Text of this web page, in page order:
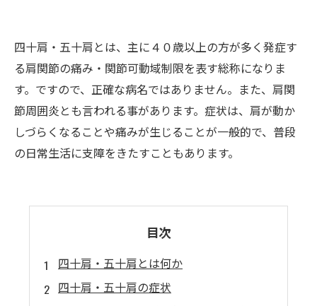
四十肩・五十肩とは、主に４０歳以上の方が多く発症す
る肩関節の痛み・関節可動域制限を表す総称になりま
す。ですので、正確な病名ではありません。また、肩関
節周囲炎とも言われる事があります。症状は、肩が動か
しづらくなることや痛みが生じることが一般的で、普段
の日常生活に支障をきたすこともあります。
目次
四十肩・五十肩とは何か
四十肩・五十肩の症状